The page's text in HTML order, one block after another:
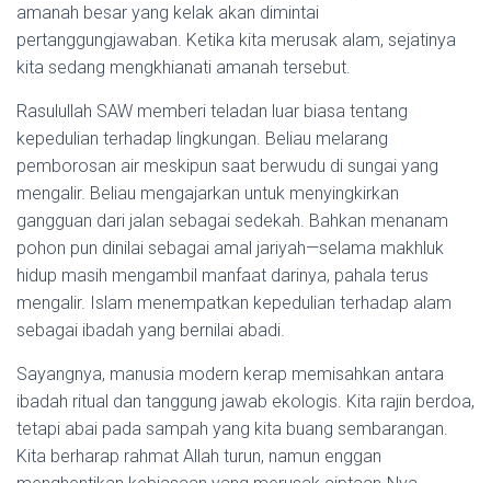
amanah besar yang kelak akan dimintai
pertanggungjawaban. Ketika kita merusak alam, sejatinya
kita sedang mengkhianati amanah tersebut.
Rasulullah SAW memberi teladan luar biasa tentang
kepedulian terhadap lingkungan. Beliau melarang
pemborosan air meskipun saat berwudu di sungai yang
mengalir. Beliau mengajarkan untuk menyingkirkan
gangguan dari jalan sebagai sedekah. Bahkan menanam
pohon pun dinilai sebagai amal jariyah—selama makhluk
hidup masih mengambil manfaat darinya, pahala terus
mengalir. Islam menempatkan kepedulian terhadap alam
sebagai ibadah yang bernilai abadi.
Sayangnya, manusia modern kerap memisahkan antara
ibadah ritual dan tanggung jawab ekologis. Kita rajin berdoa,
tetapi abai pada sampah yang kita buang sembarangan.
Kita berharap rahmat Allah turun, namun enggan